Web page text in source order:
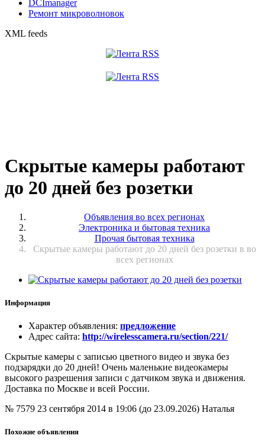
DCImanager
Ремонт микроволновок
XML feeds
Скрытые камеры работают
до 20 дней без розетки
Объявления во всех регионах
Электроника и бытовая техника
Прочая бытовая техника
Скрытые камеры работают до 20 дней без розетки в во
всех регионах
Информация
Характер объявления: предложение
Адрес сайта: http://wirelesscamera.ru/section/221/
Скрытые камеры с записью цветного видео и звука без
подзарядки до 20 дней! Очень маленькие видеокамеры
высокого разрешения записи с датчиком звука и движения.
Доставка по Москве и всей России.
№ 7579 23 сентября 2014 в 19:06 (до 23.09.2026) Наталья
Похожие объявления